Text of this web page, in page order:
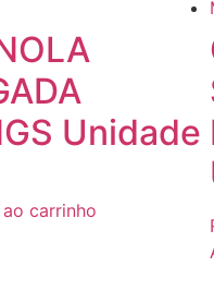
Unidade
carrinho